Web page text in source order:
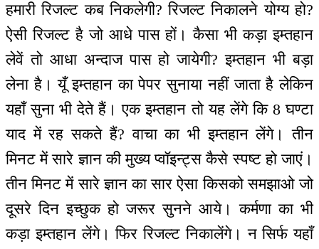
हमारी रिजल्ट कब निकलेगी? रिजल्ट निकालने योग्य हो?
ऐसी रिजल्ट है जो आधे पास हों। कैसा भी कड़ा इम्तहान
लेवें तो आधा अन्दाज पास हो जायेगी? इम्तहान भी बड़ा
लेना है। यूँ इम्तहान का पेपर सुनाया नहीं जाता है लेकिन
यहाँ सुना भी देते हैं। एक इम्तहान तो यह लेंगे कि 8 घण्टा
याद में रह सकते हैं? वाचा का भी इम्तहान लेंगे। तीन
मिनट में सारे ज्ञान की मुख्य प्वॉइन्ट्स कैसे स्पष्ट हो जाएं।
तीन मिनट में सारे ज्ञान का सार ऐसा किसको समझाओ जो
दूसरे दिन इच्छुक हो जरूर सुनने आये। कर्मणा का भी
कड़ा इम्तहान लेंगे। फिर रिजल्ट निकालेंगे। न सिर्फ यहाँ